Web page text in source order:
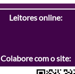
Leitores online:
Colabore com o site: